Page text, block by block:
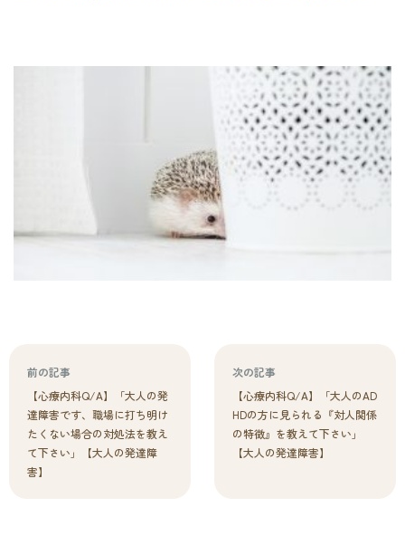
前の記事
【心療内科Q/A】「大人の発
達障害です、職場に打ち明け
たくない場合の対処法を教え
て下さい」【大人の発達障
害】
次の記事
【心療内科Q/A】「大人のAD
HDの方に見られる『対人関係
の特徴』を教えて下さい」
【大人の発達障害】